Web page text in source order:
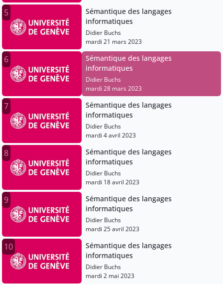
5
Sémantique des langages
informatiques
Didier Buchs
mardi 21 mars 2023
6
Sémantique des langages
informatiques
Didier Buchs
mardi 28 mars 2023
7
Sémantique des langages
informatiques
Didier Buchs
mardi 4 avril 2023
8
Sémantique des langages
informatiques
Didier Buchs
mardi 18 avril 2023
9
Sémantique des langages
informatiques
Didier Buchs
mardi 25 avril 2023
10
Sémantique des langages
informatiques
Didier Buchs
mardi 2 mai 2023